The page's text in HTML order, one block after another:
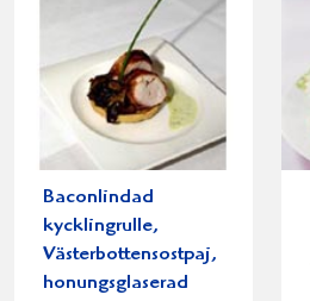
Baconlindad
kycklingrulle,
Västerbottensostpaj,
honungsglaserad